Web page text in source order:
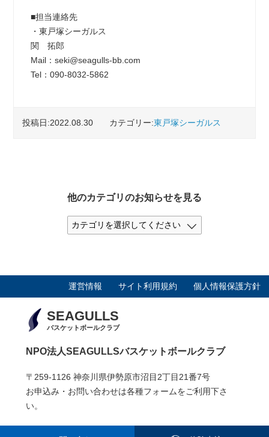
■担当連絡先
・東戸塚シーガルス
関 拓郎
Mail：seki@seagulls-bb.com
Tel：090-8032-5862
投稿日:2022.08.30 カテゴリー:東戸塚シーガルス
他のカテゴリのお知らせを見る
運営情報 サイト利用規約 個人情報保護方針
SEAGULLS
バスケットボールクラブ
NPO法人SEAGULLSバスケットボールクラブ
〒259-1126 神奈川県伊勢原市沼目2丁目21番7号
お申込み・お問い合わせは各種フォームをご利用下さ
い。